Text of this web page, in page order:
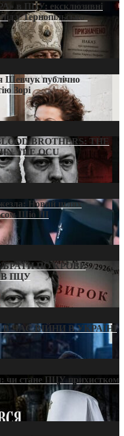
в ПЦУ: ексклюзивні
у Тернопільсько-
Шевчук публічно
Зорі
BROTHERS: THE
THE OCU
жезла: Новий шлях
Шіо III
ПО КРОВІ:
ПЦУ
ЧАС ВІЙНИ В УКРАЇНІ
чи стане ПЦУ прихистком